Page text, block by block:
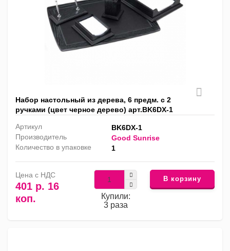
Набор настольный из дерева, 6 предм. с 2
ручками (цвет черное дерево) арт.BK6DX-1
Артикул
BK6DX-1
Производитель
Good Sunrise
Количество в упаковке
1
Цена с НДС
401 р. 16
коп.
Купили:
3 раза
В корзину